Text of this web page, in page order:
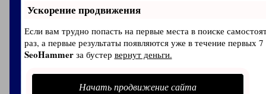
Ускорение продвижения
Если вам трудно попасть на первые места в поиске
раз, а первые результаты появляются уже в течение первых
SeoHammerза бустер вернут деньги.
Начать продвижение сайта